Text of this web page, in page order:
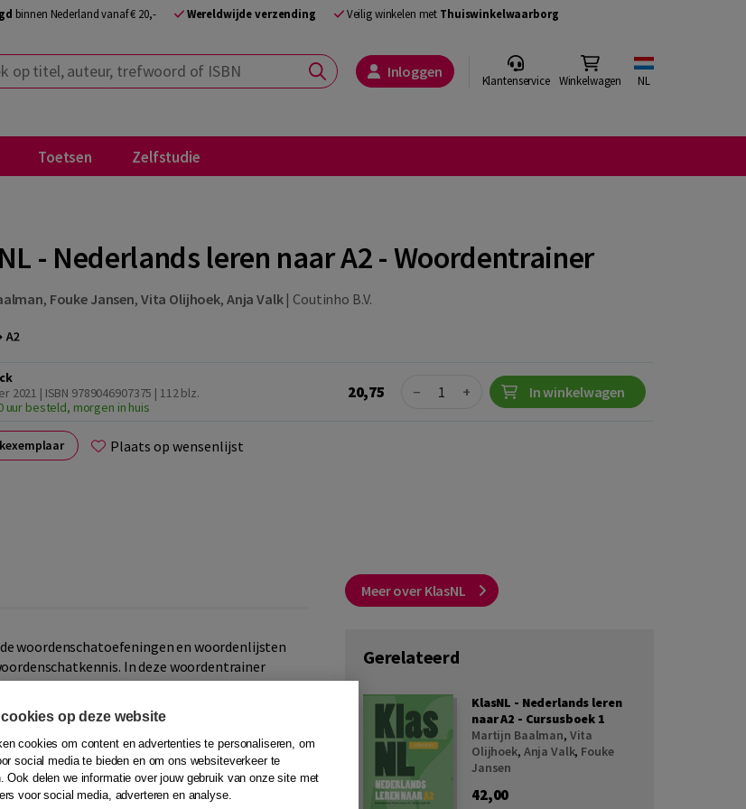
binnen Nederland vanaf € 20,- Wereldwijde verzending Veilig winkelen met Thuiswinkelwaarborg
titel, auteur, trefwoord of ISBN Inloggen Klantenservice Winkelwagen NL
Toetsen Zelfstudie
- Nederlands leren naar A2 - Woordentrainer
, Fouke Jansen, Vita Olijhoek, Anja Valk| Coutinho B.V.
2021 | ISBN 9789046907375 | 112 blz.
uur besteld, morgen in huis
20,75 Quantity
− + In winkelwagen
Plaats op wensenlijst
woordenschatoefeningen en woordenlijsten
In deze woordentrainer
op de meest frequente en relevante
- Nederlands leren naar A2
lijsten per les en een lijst waarin de
naar A2in alfabetische volgorde zijn
alle productieve woordenschatoefeningen,
staan op de website
Meer over KlasNL
Gerelateerd
KlasNL - Nederlands leren
naar A2 - Cursusboek 1
Martijn Baalman, Vita
Olijhoek, Anja Valk, Fouke
Jansen
42,00
op deze website
cookies om content en advertenties te personaliseren, om
social media te bieden en om ons websiteverkeer te
Ook delen we informatie over jouw gebruik van onze site met
voor social media, adverteren en analyse.